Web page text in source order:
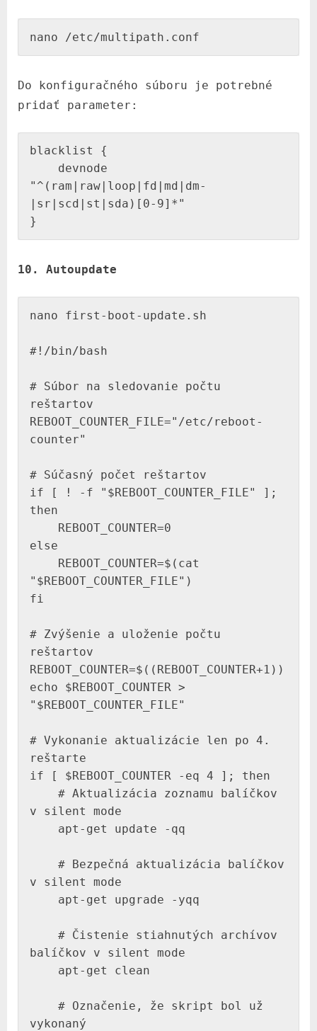
nano /etc/multipath.conf
Do konfiguračného súboru je potrebné
pridať parameter:
blacklist {
"^(ram|raw|loop|fd|md|dm-
|sr|scd|st|sda)[0-9]*"
}
10. Autoupdate
nano first-boot-update.sh
#!/bin/bash
# Súbor na sledovanie počtu
reštartov
REBOOT_COUNTER_FILE="/etc/reboot-
counter"
# Súčasný počet reštartov
if [ ! -f "$REBOOT_COUNTER_FILE" ];
then
else
"$REBOOT_COUNTER_FILE")
fi
# Zvýšenie a uloženie počtu
reštartov
REBOOT_COUNTER=$((REBOOT_COUNTER+1))
echo $REBOOT_COUNTER >
"$REBOOT_COUNTER_FILE"
# Vykonanie aktualizácie len po 4.
reštarte
if [ $REBOOT_COUNTER -eq 4 ]; then
v silent mode
v silent mode
balíčkov v silent mode
vykonaný